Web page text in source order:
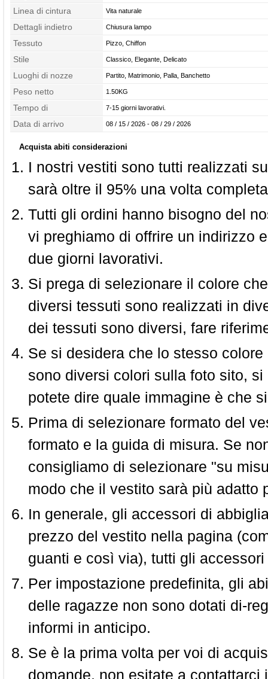
Linea di cintura Vita naturale
Dettagli indietro Chiusura lampo
Tessuto Pizzo, Chiffon
Stile Classico, Elegante, Delicato
Luoghi di nozze Partito, Matrimonio, Palla, Banchetto
Peso netto 1.50KG
Tempo di
confezionamento
7-15 giorni lavorativi.
Data di arrivo 08 / 15 / 2026 - 08 / 29 / 2026
Acquista abiti considerazioni
I nostri vestiti sono tutti realizzati
sarà oltre il 95% una volta
Tutti gli ordini hanno bisogno del
vi preghiamo di offrire un indirizzo
due giorni lavorativi.
Si prega di selezionare il colore
diversi tessuti sono realizzati in
dei tessuti sono diversi, fare
Se si desidera che lo stesso
sono diversi colori sulla foto sito,
potete dire quale immagine è che
Prima di selezionare formato del
formato e la guida di misura. Se
consigliamo di selezionare "su
modo che il vestito sarà più adatto
In generale, gli accessori di
prezzo del vestito nella pagina
guanti e così via), tutti gli
Per impostazione predefinita, gli
delle ragazze non sono dotati di-
informi in anticipo.
Se è la prima volta per voi di
domande, non esitate a